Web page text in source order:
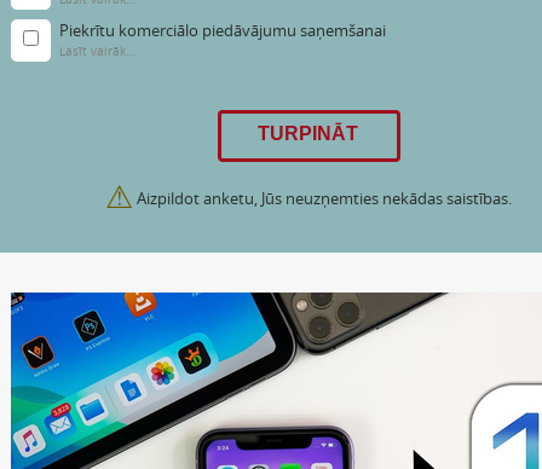
Piekrītu komerciālo piedāvājumu saņemšanai
Lasīt vairāk...
⚠ Aizpildot anketu, Jūs neuzņemties nekādas saistības.